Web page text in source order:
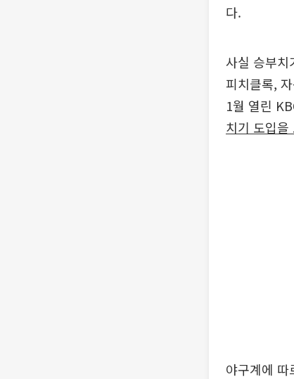
다.
사실 승부치
피치클록,
1월 열린
치기 도입
야구계에